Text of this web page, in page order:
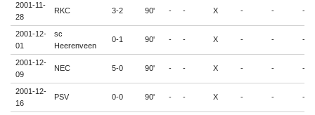
2001-11-
28
RKC 3-2 90' - - X - - -
2001-12-
01
sc
Heerenveen
0-1 90' - - X - - -
2001-12-
09
NEC 5-0 90' - - X - - -
2001-12-
16
PSV 0-0 90' - - X - - -